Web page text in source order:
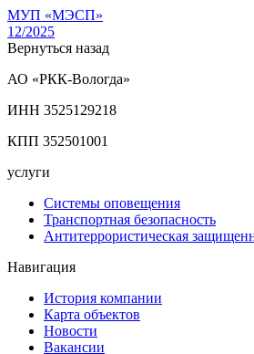
МУП «МЭСП»
12/2025
Вернуться назад
АО «РКК-Вологда»
ИНН 3525129218
КПП 352501001
услуги
Системы оповещения
Транспортная безопасность
Антитеррористическая
Навигация
История компании
Карта объектов
Новости
Вакансии